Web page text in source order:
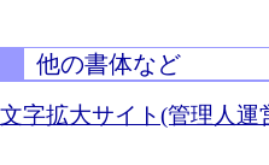
他の書体など
文字拡大サイト(管理人運